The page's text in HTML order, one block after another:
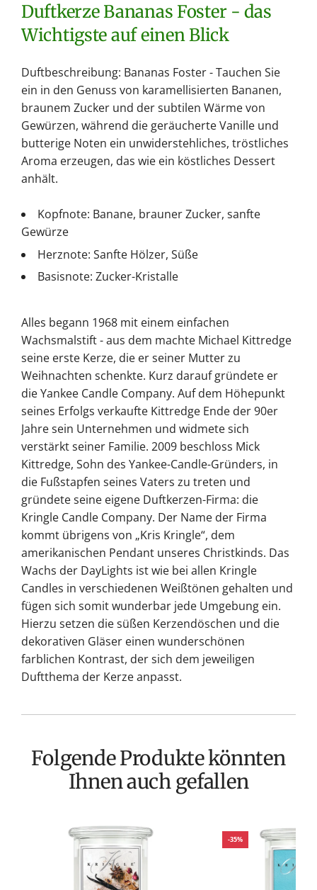
.
Duftkerze Bananas Foster - das
Wichtigste auf einen Blick
Duftbeschreibung: Bananas Foster - Tauchen Sie
ein in den Genuss von karamellisierten Bananen,
braunem Zucker und der subtilen Wärme von
Gewürzen, während die geräucherte Vanille und
butterige Noten ein unwiderstehliches, tröstliches
Aroma erzeugen, das wie ein köstliches Dessert
anhält.
Kopfnote: Banane, brauner Zucker, sanfte
Gewürze
Herznote: Sanfte Hölzer, Süße
Basisnote: Zucker-Kristalle
Alles begann 1968 mit einem einfachen
Wachsmalstift - aus dem machte Michael Kittredge
seine erste Kerze, die er seiner Mutter zu
Weihnachten schenkte. Kurz darauf gründete er
die Yankee Candle Company. Auf dem Höhepunkt
seines Erfolgs verkaufte Kittredge Ende der 90er
Jahre sein Unternehmen und widmete sich
verstärkt seiner Familie. 2009 beschloss Mick
Kittredge, Sohn des Yankee-Candle-Gründers, in
die Fußstapfen seines Vaters zu treten und
gründete seine eigene Duftkerzen-Firma: die
Kringle Candle Company. Der Name der Firma
kommt übrigens von „Kris Kringle“, dem
amerikanischen Pendant unseres Christkinds. Das
Wachs der DayLights ist wie bei allen Kringle
Candles in verschiedenen Weißtönen gehalten und
fügen sich somit wunderbar jede Umgebung ein.
Hierzu setzen die süßen Kerzendöschen und die
dekorativen Gläser einen wunderschönen
farblichen Kontrast, der sich dem jeweiligen
Duftthema der Kerze anpasst.
Folgende Produkte könnten
Ihnen auch gefallen
-35%